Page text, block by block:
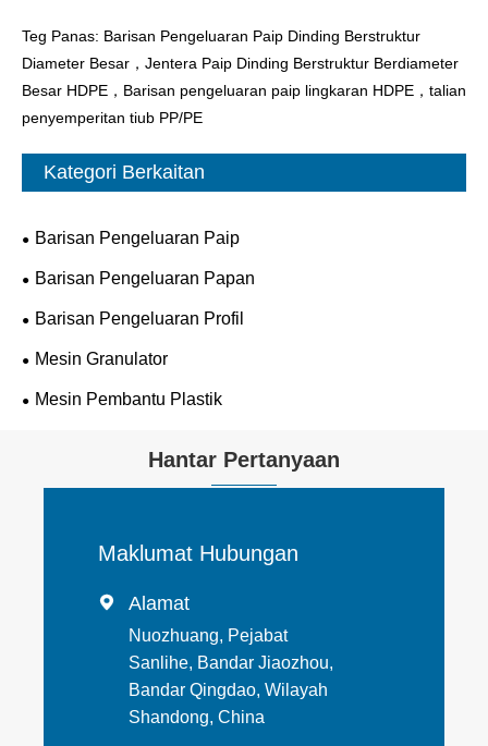
Teg Panas: Barisan Pengeluaran Paip Dinding Berstruktur
Diameter Besar，Jentera Paip Dinding Berstruktur Berdiameter
Besar HDPE，Barisan pengeluaran paip lingkaran HDPE，talian
penyemperitan tiub PP/PE
Kategori Berkaitan
Barisan Pengeluaran Paip
Barisan Pengeluaran Papan
Barisan Pengeluaran Profil
Mesin Granulator
Mesin Pembantu Plastik
Hantar Pertanyaan
Maklumat Hubungan
 Alamat
Nuozhuang, Pejabat
Sanlihe, Bandar Jiaozhou,
Bandar Qingdao, Wilayah
Shandong, China